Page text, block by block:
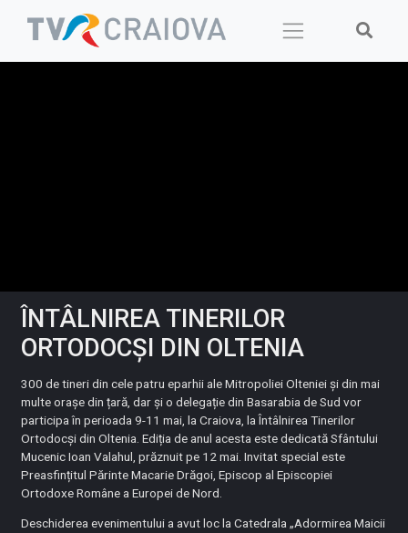
ÎNTÂLNIREA TINERILOR
ORTODOCȘI DIN OLTENIA
300 de tineri din cele patru eparhii ale Mitropoliei Olteniei și din mai
multe orașe din țară, dar și o delegație din Basarabia de Sud vor
participa în perioada 9-11 mai, la Craiova, la Întâlnirea Tinerilor
Ortodocși din Oltenia. Ediția de anul acesta este dedicată Sfântului
Mucenic Ioan Valahul, prăznuit pe 12 mai. Invitat special este
Preasfințitul Părinte Macarie Drăgoi, Episcop al Episcopiei
Ortodoxe Române a Europei de Nord.
Deschiderea evenimentului a avut loc la Catedrala „Adormirea Maicii